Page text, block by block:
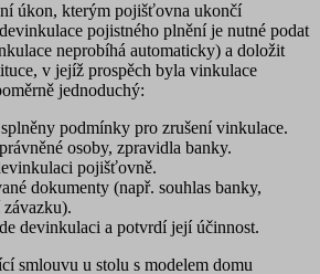
úkon, kterým pojišťovna ukončí
pojistného plnění je nutné podat
neprobíhá automaticky) a doložit
v jejíž prospěch byla vinkulace
jednoduchý:
podmínky pro zrušení vinkulace.
osoby, zpravidla banky.
pojišťovně.
dokumenty (např. souhlas banky,
devinkulaci a potvrdí její účinnost.